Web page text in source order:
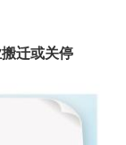
迁或关停